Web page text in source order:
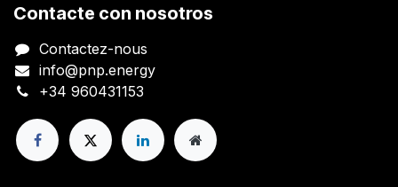
Contacte con nosotros
Contactez-nous
info@pnp.energy
+34 960431153